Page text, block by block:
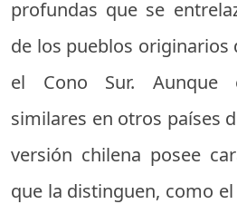
profundas que se
de los pueblos originarios
el Cono Sur. Aunque
similares en otros países
versión chilena posee
que la distinguen, como